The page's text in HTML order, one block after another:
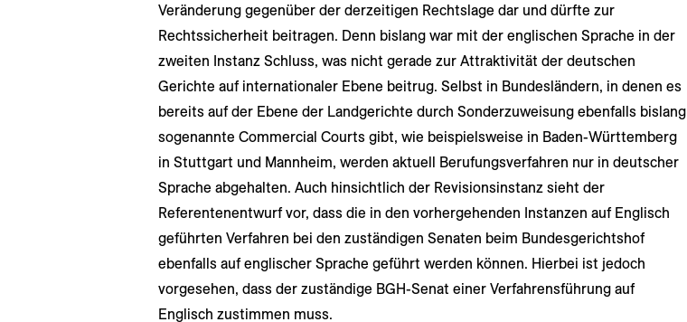
Veränderung gegenüber der derzeitigen Rechtslage dar und dürfte zur
Rechtssicherheit beitragen. Denn bislang war mit der englischen Sprache in der
zweiten Instanz Schluss, was nicht gerade zur Attraktivität der deutschen
Gerichte auf internationaler Ebene beitrug. Selbst in Bundesländern, in denen es
bereits auf der Ebene der Landgerichte durch Sonderzuweisung ebenfalls bislang
sogenannte Commercial Courts gibt, wie beispielsweise in Baden-Württemberg
in Stuttgart und Mannheim, werden aktuell Berufungsverfahren nur in deutscher
Sprache abgehalten. Auch hinsichtlich der Revisionsinstanz sieht der
Referentenentwurf vor, dass die in den vorhergehenden Instanzen auf Englisch
geführten Verfahren bei den zuständigen Senaten beim Bundesgerichtshof
ebenfalls auf englischer Sprache geführt werden können. Hierbei ist jedoch
vorgesehen, dass der zuständige BGH-Senat einer Verfahrensführung auf
Englisch zustimmen muss.